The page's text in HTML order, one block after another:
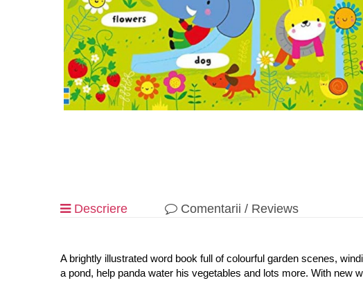
Descriere Comentarii / Reviews
A brightly illustrated word book full of colourful garden scenes,
a pond, help panda water his vegetables and lots more. With new